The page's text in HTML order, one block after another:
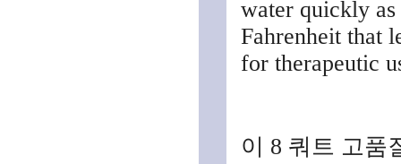
water quickly
Fahrenheit that
for therapeutic
이 8 쿼트 고품